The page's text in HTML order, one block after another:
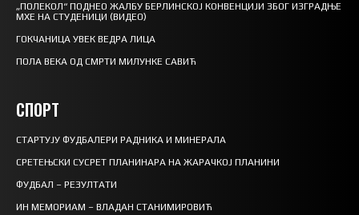
„ПОЛЕКОЛ“ ПОДНЕО ЖАЛБУ БЕРЛИНСКОЈ КОНВЕНЦИЈИ ЗБОГ ИЗГРАДЊЕ
МХЕ НА СТУДЕНИЦИ (ВИДЕО)
ГОКЧАНИЦА УВЕК ВЕДРА ЛИЦА
ПОЛА ВЕКА ОД СМРТИ МИЛУНКЕ САВИЋ
СПОРТ
СТАРТУЈУ ФУДБАЛЕРИ РАДНИКА И МИНЕРАЛА
СРЕТЕЊСКИ СУСРЕТ ПЛАНИНАРА НА ЖАРАЧКОЈ ПЛАНИНИ
ФУДБАЛ – РЕЗУЛТАТИ
ИН МЕМОРИАМ – ВЛАДАН СТАНИМИРОВИЋ